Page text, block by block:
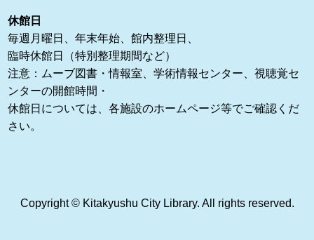
休館日
毎週月曜日、年末年始、館内整理日、
臨時休館日（特別整理期間など）
注意：ムーブ図書・情報室、学術情報センター、視聴覚セ
ンターの開館時間・
休館日については、各施設のホームページ等でご確認くだ
さい。
Copyright © Kitakyushu City Library. All rights reserved.